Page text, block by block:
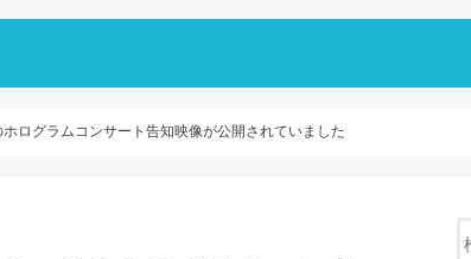
ログラムコンサート告知映像が公開されていました